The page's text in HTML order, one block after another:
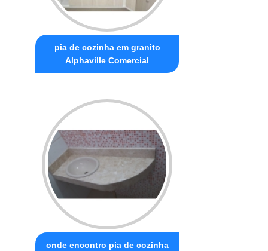
pia de cozinha em granito
Alphaville Comercial
onde encontro pia de cozinha